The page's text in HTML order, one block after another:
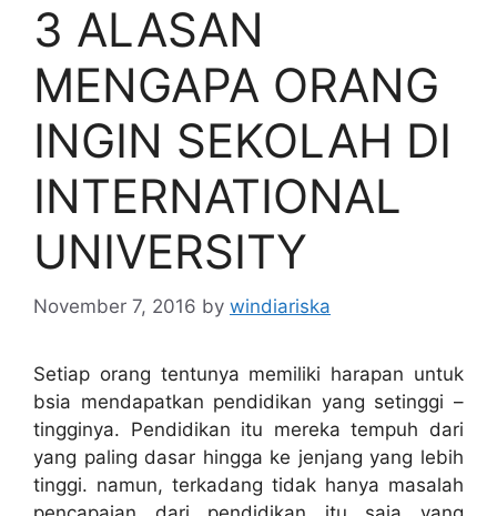
3 ALASAN
MENGAPA ORANG
INGIN SEKOLAH DI
INTERNATIONAL
UNIVERSITY
November 7, 2016 by windiariska
Setiap orang tentunya memiliki harapan untuk
bsia mendapatkan pendidikan yang setinggi –
tingginya. Pendidikan itu mereka tempuh dari
yang paling dasar hingga ke jenjang yang lebih
tinggi. namun, terkadang tidak hanya masalah